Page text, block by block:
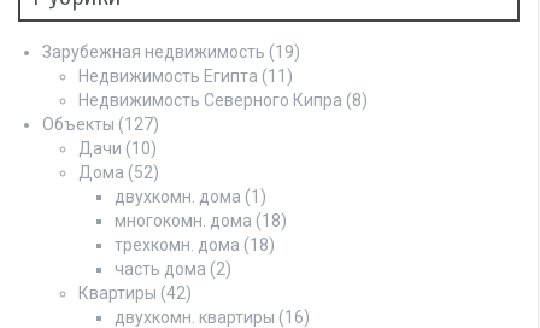
Зарубежная недвижимость (19)
Недвижимость Египта (11)
Недвижимость Северного Кипра (8)
Объекты (127)
Дачи (10)
Дома (52)
двухкомн. дома (1)
многокомн. дома (18)
трехкомн. дома (18)
часть дома (2)
Квартиры (42)
двухкомн. квартиры (16)